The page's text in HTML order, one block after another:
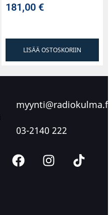
181,00€
LISÄÄ OSTOSKORIIN
myynti@radiokulma.fi
03-2140 222